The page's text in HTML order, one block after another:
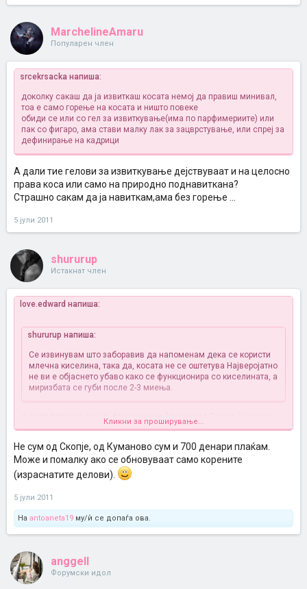
MarchelineAmaru
Популарен член
srcekrsacka напиша:
доколку сакаш да ја извиткаш косата немој да правиш минивал,
тоа е само горење на косата и ништо повеке
обиди се или со гел за извиткување(има по парфимериите) или
пак со фигаро, ама стави малку лак за зацврстување, или спреј за
дефинирање на кадрици
А дали тие гелови за извиткување дејствуваат и на целосно
права коса или само на природно поднавиткана?
Страшно сакам да ја навиткам,ама без горење ...
5 јули 2011
shururup
Истакнат член
love.edward напиша:
shururup напиша:
Се извинувам што заборавив да напоменам дека се користи
млечна киселина, така да, косата не се оштетува Најверојатно
не ви е објаснето убаво како се функционира со киселината, а
миризбата се губи после 2-3 миења.
а да те прашам, кај кој фризер одиш ( ако си од Скопје ) и колку
пари е?
Кликни за проширување...
Не сум од Скопје, од Куманово сум и 700 денари плаќам.
Може и помалку ако се обновуваат само корените
(израснатите делови).
5 јули 2011
На antoaneta19 му/ѝ се допаѓа ова.
anggell
Форумски идол